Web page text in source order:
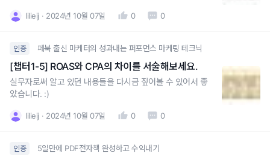
lilieij 2024년 10월 07일 0 0
인증 페북 출신 마케터의 성과내는 퍼포먼스 마케팅 테크닉
[챕터1-5] ROAS와 CPA의 차이를 서술해보세요.
실무자로써 알고 있던 내용들을 다시금 짚어볼 수 있어서 좋
았습니다. :)
lilieij 2024년 10월 07일 0 0
인증 5일만에 PDF전자책 완성하고 수익내기